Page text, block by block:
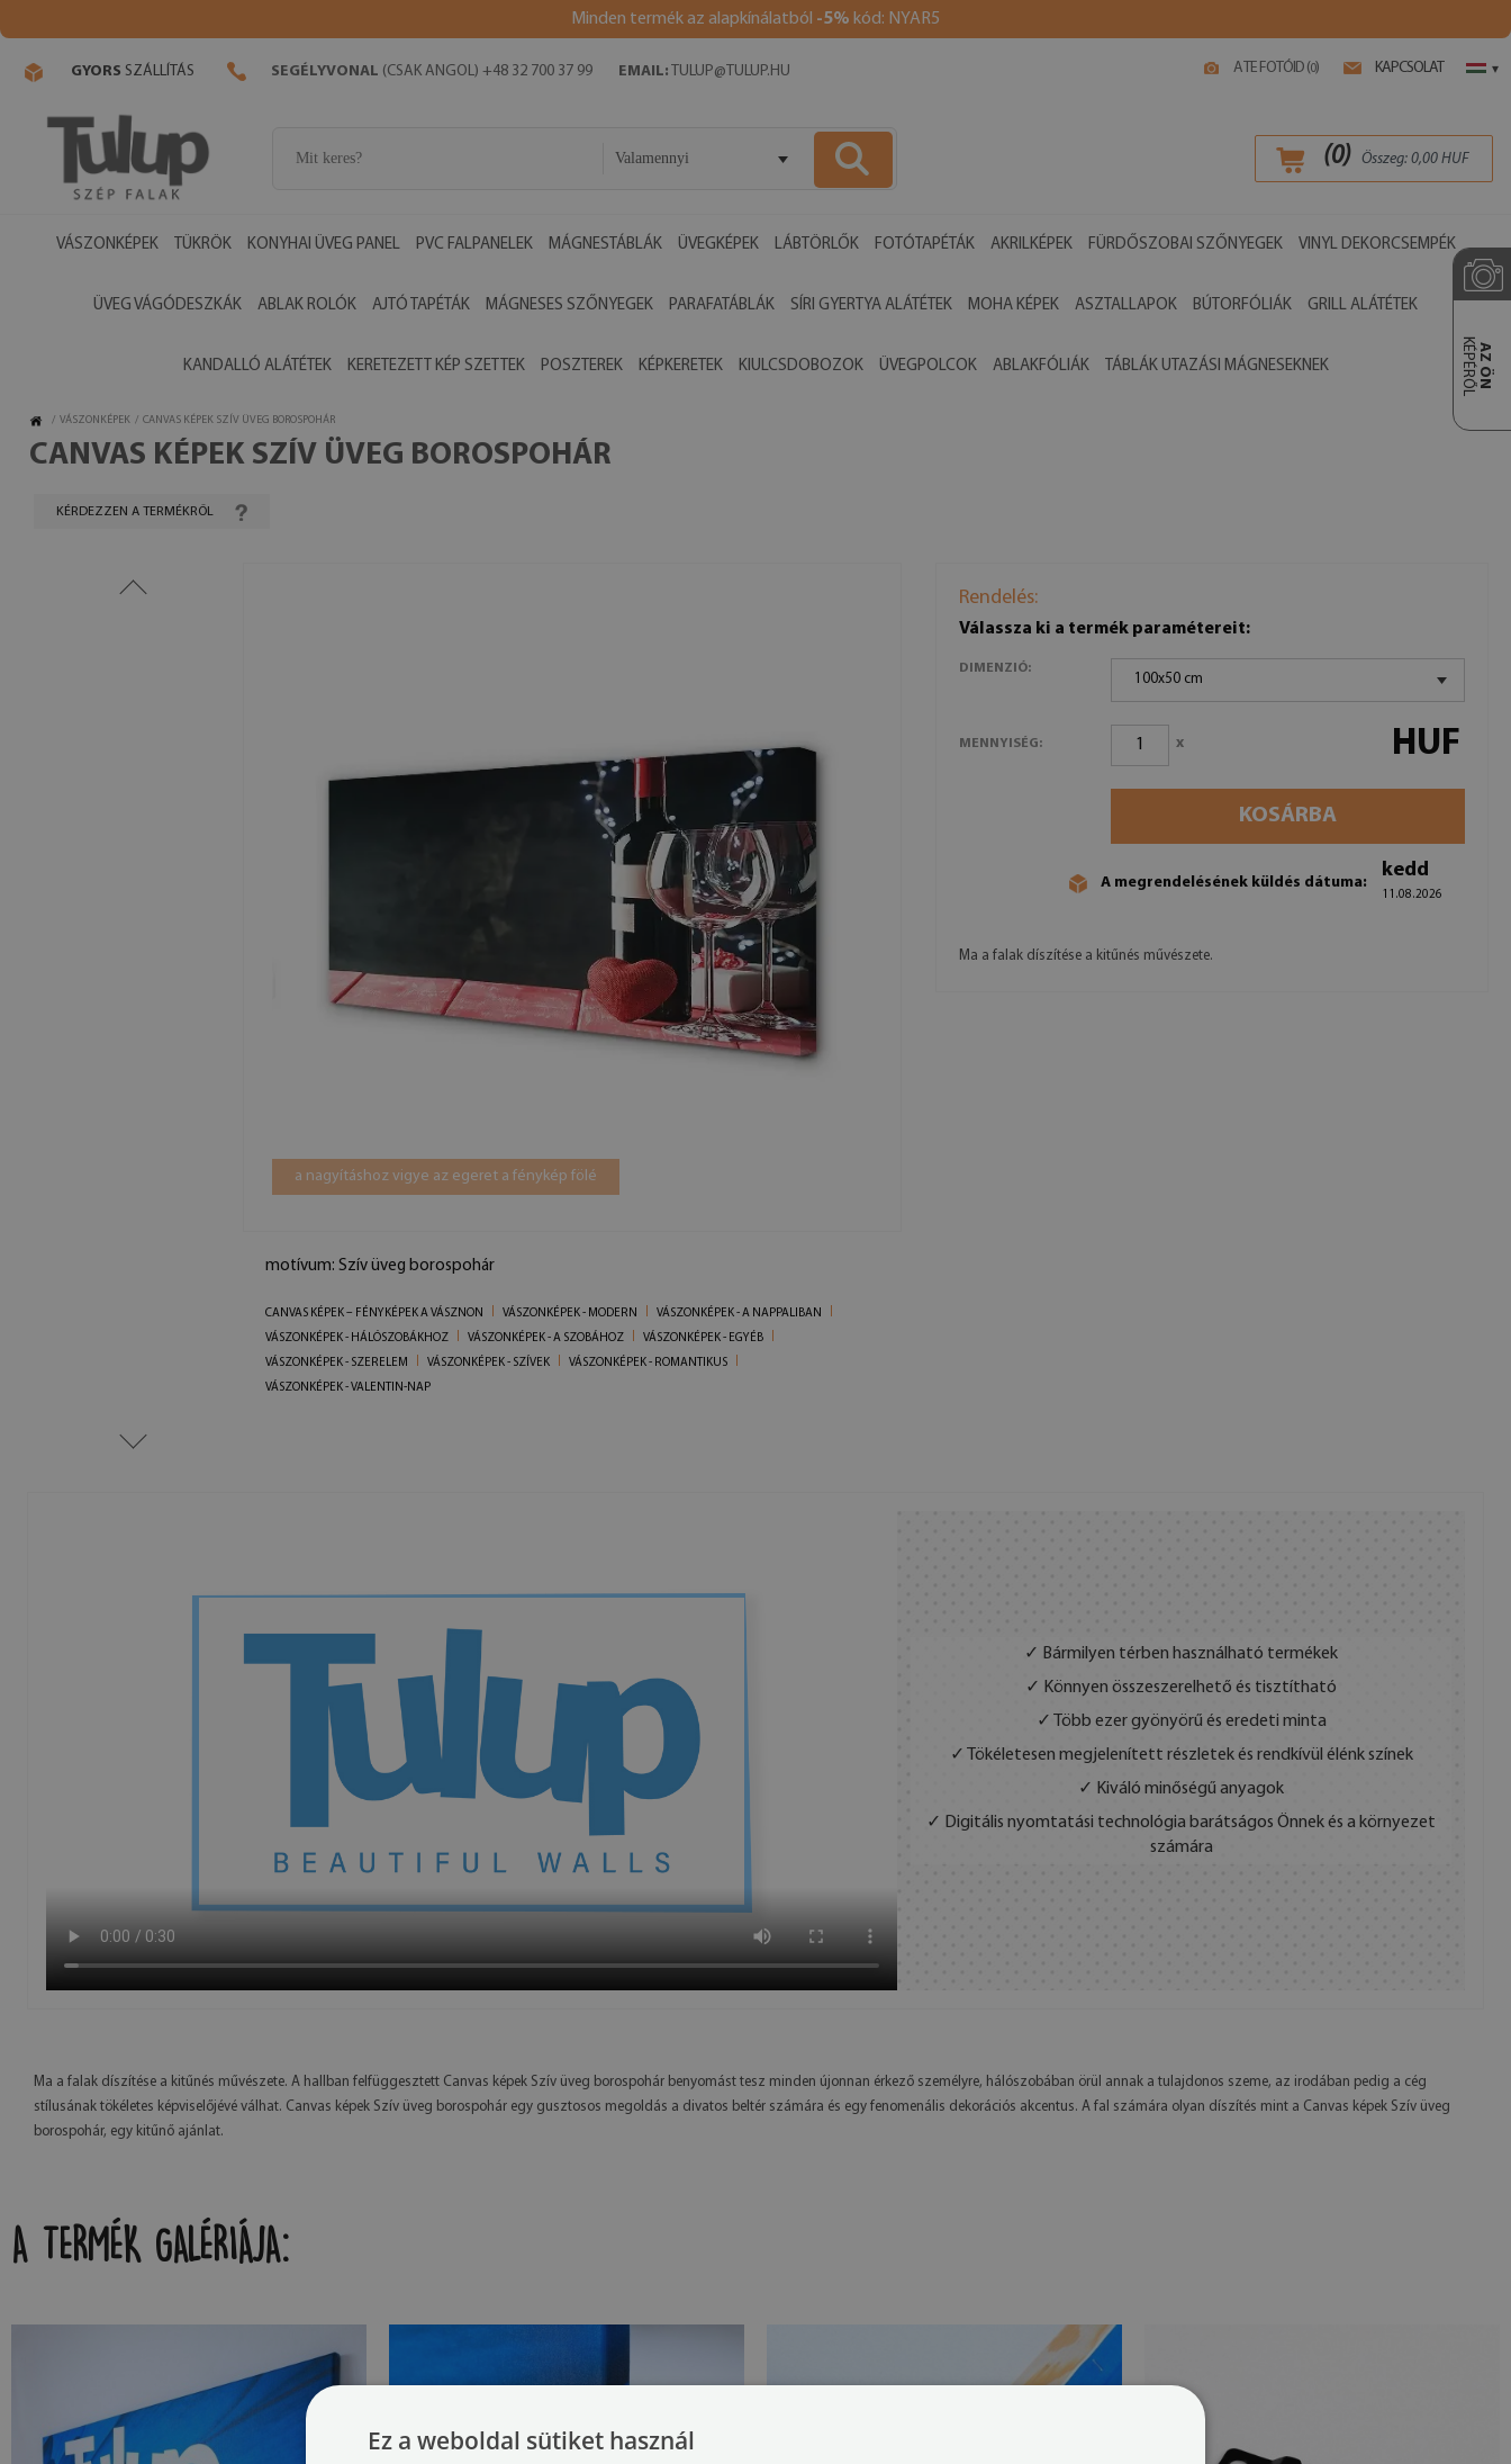
Minden termék az alapkínálatból -5% kód: NYAR5
A TE FOTÓID (0) KAPCSOLAT ▾
GYORS SZÁLLÍTÁS SEGÉLYVONAL (CSAK ANGOL) +48 32 700 37 99 EMAIL: TULUP@TULUP.HU
Valamennyi (0) Összeg: 0,00 HUF
VÁSZONKÉPEK TÜKRÖK KONYHAI ÜVEG PANEL PVC FALPANELEK MÁGNESTÁBLÁK ÜVEGKÉPEK LÁBTÖRLŐK FOTÓTAPÉTÁK AKRILKÉPEK FÜRDŐSZOBAI SZŐNYEGEK VINYL DEKORCSEMPÉK
ÜVEG VÁGÓDESZKÁK ABLAK ROLÓK AJTÓ TAPÉTÁK MÁGNESES SZŐNYEGEK PARAFATÁBLÁK SÍRI GYERTYA ALÁTÉTEK MOHA KÉPEK ASZTALLAPOK BÚTORFÓLIÁK GRILL ALÁTÉTEK
KANDALLÓ ALÁTÉTEK KERETEZETT KÉP SZETTEK POSZTEREK KÉPKERETEK KIULCSDOBOZOK ÜVEGPOLCOK ABLAKFÓLIÁK TÁBLÁK UTAZÁSI MÁGNESEKNEK AZ ÖN
KÉPÉRŐL
/ VÁSZONKÉPEK / CANVAS KÉPEK SZÍV ÜVEG BOROSPOHÁR
CANVAS KÉPEK SZÍV ÜVEG BOROSPOHÁR
KÉRDEZZEN A TERMÉKRŐL
a nagyításhoz vigye az egeret a fénykép fölé
motívum: Szív üveg borospohár
CANVAS KÉPEK – FÉNYKÉPEK A VÁSZNON VÁSZONKÉPEK - MODERN
VÁSZONKÉPEK - A NAPPALIBAN
VÁSZONKÉPEK - HÁLÓSZOBÁKHOZ
VÁSZONKÉPEK - A SZOBÁHOZ
VÁSZONKÉPEK - EGYÉB
VÁSZONKÉPEK - SZERELEM
VÁSZONKÉPEK - SZÍVEK
VÁSZONKÉPEK - ROMANTIKUS
VÁSZONKÉPEK - VALENTIN-NAP
Rendelés:
Válassza ki a termék paramétereit:
DIMENZIÓ:
100x50 cm
MENNYISÉG: x HUF
KOSÁRBA
A megrendelésének küldés dátuma:
kedd
11.08.2026
Ma a falak díszítése a kitűnés művészete.
✓ Bármilyen térben használható termékek
✓ Könnyen összeszerelhető és tisztítható
✓ Több ezer gyönyörű és eredeti minta
✓ Tökéletesen megjelenített részletek és rendkívül élénk színek
✓ Kiváló minőségű anyagok
✓ Digitális nyomtatási technológia barátságos Önnek és a környezet
számára
Ma a falak díszítése a kitűnés művészete. A hallban felfüggesztett Canvas képek Szív üveg borospohár benyomást tesz minden újonnan érkező személyre, hálószobában örül annak a tulajdonos szeme, az irodában pedig a cég
stílusának tökéletes képviselőjévé válhat. Canvas képek Szív üveg borospohár egy gusztosos megoldás a divatos beltér számára és egy fenomenális dekorációs akcentus. A fal számára olyan díszítés mint a Canvas képek Szív üveg
borospohár, egy kitűnő ajánlat.
A TERMÉK GALÉRIÁJA:
Ez a weboldal sütiket használ